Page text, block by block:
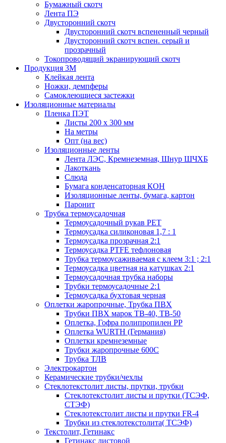
Бумажный скотч
Лента ПЭ
Двусторонний скотч
Двусторонний скотч вспененный черный
Двусторонний скотч вспен. серый и
прозрачный
Токопроводящий экранирующий скотч
Продукция 3M
Клейкая лента
Ножки, демпферы
Самоклеющиеся застежки
Изоляционные материалы
Пленка ПЭТ
Листы 200 х 300 мм
На метры
Опт (на вес)
Изоляционные ленты
Лента ЛЭС, Кремнеземная, Шнур ШЧХБ
Лакоткань
Слюда
Бумага конденсаторная КОН
Изоляционные ленты, бумага, картон
Паронит
Трубка термоусадочная
Термоусадочный рукав PET
Термоусадка силиконовая 1,7 : 1
Термоусадка прозрачная 2:1
Термоусадка PTFE тефлоновая
Трубка термоусаживаемая с клеем 3:1 ; 2:1
Термоусадка цветная на катушках 2:1
Термоусадочная трубка наборы
Трубки термоусадочные 2:1
Термоусадка бухтовая черная
Оплетки жаропрочные, Трубка ПВХ
Трубки ПВХ марок ТВ-40, ТВ-50
Оплетка, Гофра полипропилен PP
Оплетка WURTH (Германия)
Оплетки кремнеземные
Трубки жаропрочные 600С
Трубка ТЛВ
Электрокартон
Керамические трубки/чехлы
Cтеклотекстолит листы, прутки, трубки
Стеклотекстолит листы и прутки (ТСЭФ,
СТЭФ)
Стеклотекстолит листы и прутки FR-4
Трубки из стеклотекстолита( ТСЭФ)
Текстолит, Гетинакс
Гетинакс листовой